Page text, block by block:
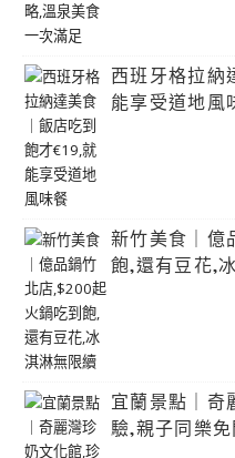
西班牙格拉納
能享受道地風
新竹美食｜億
飽,還有豆花,
宜蘭景點｜奇
驗,親子同樂